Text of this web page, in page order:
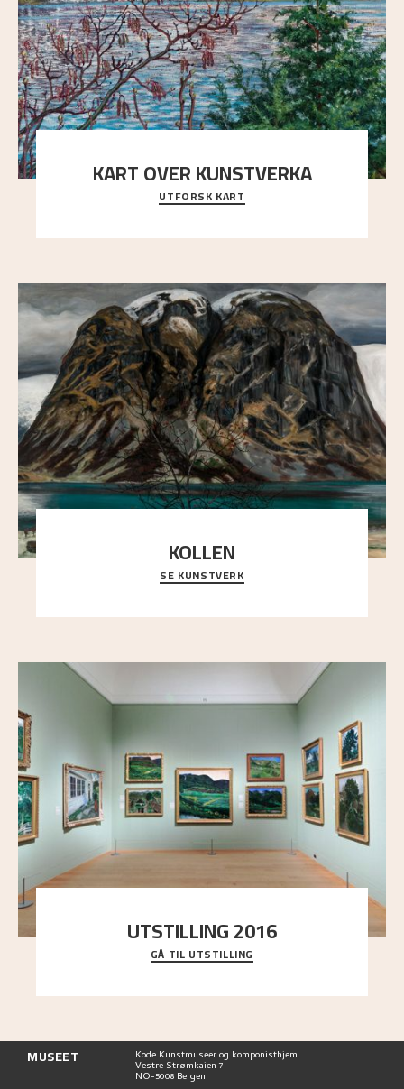
KART OVER KUNSTVERKA
Utforsk stedene og utsiktene i Astrups malerier
UTFORSK KART
KOLLEN
Et ruvende fjell dominerer bildeflaten, og står i
sterk kontrast til det spinkle rognetreet ute
SE KUNSTVERK
UTSTILLING 2016
En komplett oversikt over Nikolai Astrups
utstillinger, fra debuten i 1900 og frem til i dag.
GÅ TIL UTSTILLING
MUSEET Kode Kunstmuseer og komponisthjem
Vestre Strømkaien 7
NO-5008 Bergen